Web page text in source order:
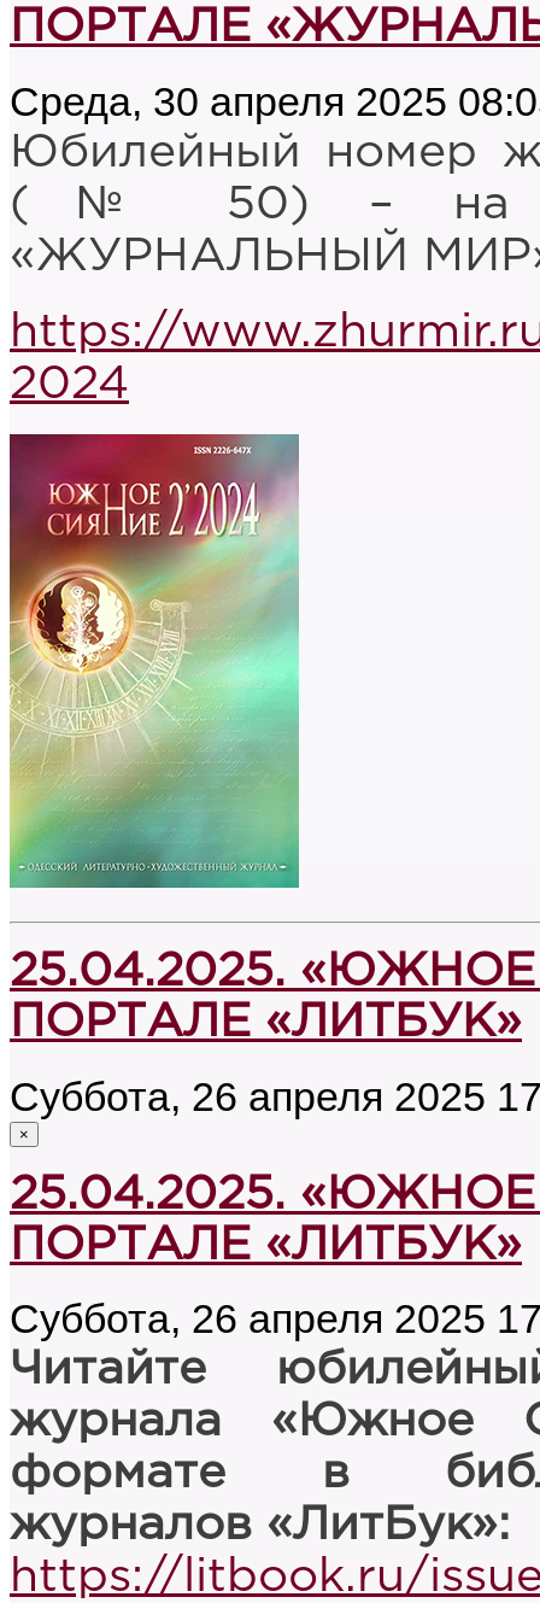
ПОРТАЛЕ
Среда, 30 апреля 2025
Юбилейный номер
(№ 50) – на
«ЖУРНАЛЬНЫЙ
https://
2024
25.04.2025.
ПОРТАЛЕ «ЛИТБУК»
Суббота, 26 апреля 2025
×
25.04.2025.
ПОРТАЛЕ «ЛИТБУК»
Суббота, 26 апреля 2025
Читайте
журнала «Южное
формате в
журналов «ЛитБук»:
https://litbook.ru/